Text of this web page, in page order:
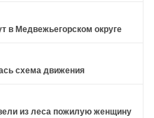
в Медвежьегорском округе
схема движения
из леса пожилую женщину